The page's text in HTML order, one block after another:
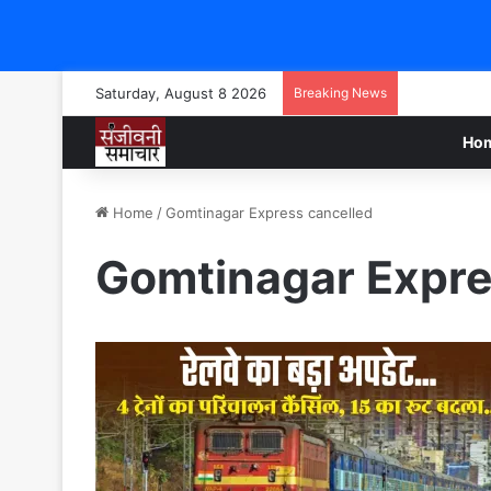
Saturday, August 8 2026 Breaking News
Home /Gomtinagar Express cancelled
Gomtinagar